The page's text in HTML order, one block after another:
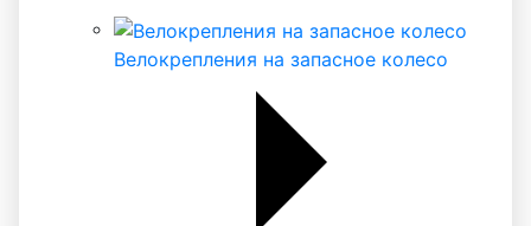
Велокрепления на запасное колесо